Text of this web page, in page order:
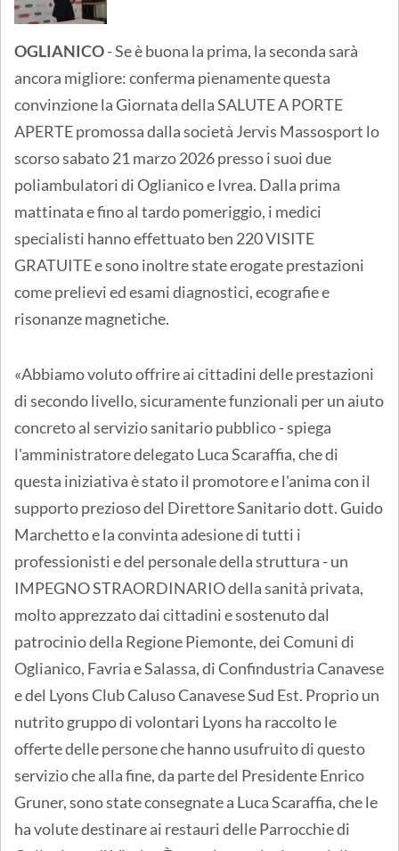
OGLIANICO- Se è buona la prima, la seconda sarà
ancora migliore: conferma pienamente questa
convinzione la Giornata della SALUTE A PORTE
APERTE promossa dalla società Jervis Massosport lo
scorso sabato 21 marzo 2026 presso i suoi due
poliambulatori di Oglianico e Ivrea. Dalla prima
mattinata e fino al tardo pomeriggio, i medici
specialisti hanno effettuato ben 220 VISITE
GRATUITE e sono inoltre state erogate prestazioni
come prelievi ed esami diagnostici, ecografie e
risonanze magnetiche.
«Abbiamo voluto offrire ai cittadini delle prestazioni
di secondo livello, sicuramente funzionali per un aiuto
concreto al servizio sanitario pubblico - spiega
l'amministratore delegato Luca Scaraffia, che di
questa iniziativa è stato il promotore e l'anima con il
supporto prezioso del Direttore Sanitario dott. Guido
Marchetto e la convinta adesione di tutti i
professionisti e del personale della struttura - un
IMPEGNO STRAORDINARIO della sanità privata,
molto apprezzato dai cittadini e sostenuto dal
patrocinio della Regione Piemonte, dei Comuni di
Oglianico, Favria e Salassa, di Confindustria Canavese
e del Lyons Club Caluso Canavese Sud Est. Proprio un
nutrito gruppo di volontari Lyons ha raccolto le
offerte delle persone che hanno usufruito di questo
servizio che alla fine, da parte del Presidente Enrico
Gruner, sono state consegnate a Luca Scaraffia, che le
ha volute destinare ai restauri delle Parrocchie di